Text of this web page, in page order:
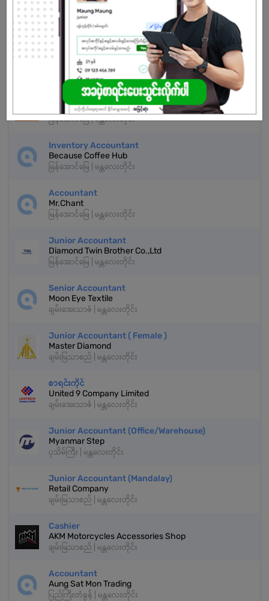
အကောင့်မရှိသေးဘူးလား?
မှတ်ပုံတင်မယ်
နောက်ထပ်အလားတူအလုပ်များ
Assistant Accountant
Thiri Cosmetic Company Limited (Mistine)
မြန်အောင်မြေ | မန္တလေးတိုင်း
Inventory Accountant
Because Coffee Hub
မြန်အောင်မြေ | မန္တလေးတိုင်း
Accountant
Mr.Chant
မြန်အောင်မြေ | မန္တလေးတိုင်း
Junior Accountant
Diamond Twin Brother Co.,Ltd
မြန်အောင်မြေ | မန္တလေးတိုင်း
Senior Accountant
Moon Eye Textile
ချမ်းအေးသာဇံ | မန္တလေးတိုင်း
Junior Accountant ( Female )
Master Diamond
ချမ်းမြသာစည် | မန္တလေးတိုင်း
စာရင်းကိုင်
United 9 Company Limited
ချမ်းအေးသာဇံ | မန္တလေးတိုင်း
‎Junior Accountant (Office/Warehouse)
Myanmar Step
ပုသိမ်ကြီး | မန္တလေးတိုင်း
Junior Accountant (Mandalay)
Retail Company
ချမ်းမြသာစည် | မန္တလေးတိုင်း
Cashier
AKM Motorcycles Accessories Shop
ချမ်းမြသာစည် | မန္တလေးတိုင်း
Accountant
Aung Sat Mon Trading
ပြည်ကြီးတံခွန် | မန္တလေးတိုင်း